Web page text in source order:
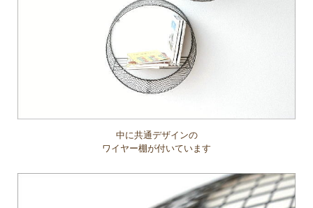
中に共通デザインの
ワイヤー棚が付いています